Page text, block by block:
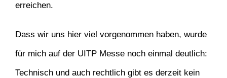
erreichen.
Dass wir uns hier viel vorgenommen haben, wurde
für mich auf der UITP Messe noch einmal deutlich:
Technisch und auch rechtlich gibt es derzeit kein